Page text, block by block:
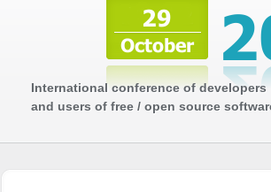
International conference of developers
and users of free / open source